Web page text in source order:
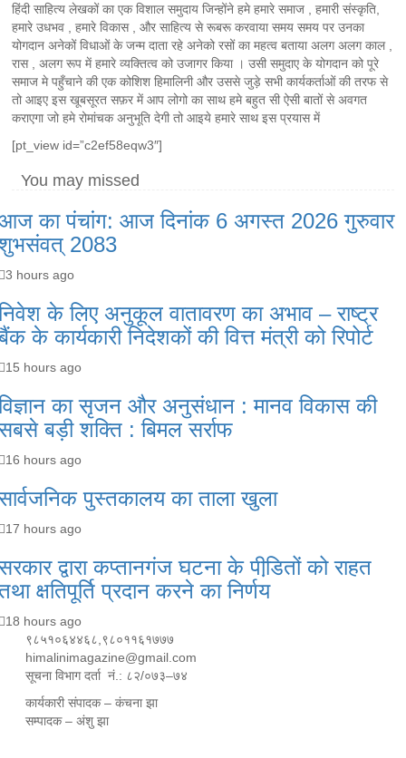
हिंदी साहित्य लेखकों का एक विशाल समुदाय जिन्होंने हमे हमारे समाज , हमारी संस्कृति,
हमारे उधभव , हमारे विकास , और साहित्य से रूबरू करवाया समय समय पर उनका
योगदान अनेकों विधाओं के जन्म दाता रहे अनेको रसों का महत्व बताया अलग अलग काल ,
रास , अलग रूप में हमारे व्यक्तित्व को उजागर किया । उसी समुदाए के योगदान को पूरे
समाज मे पहुँचाने की एक कोशिश हिमालिनी और उससे जुड़े सभी कार्यकर्ताओं की तरफ से
तो आइए इस खूबसूरत सफ़र में आप लोगो का साथ हमे बहुत सी ऐसी बातों से अवगत
कराएगा जो हमे रोमांचक अनुभूति देगी तो आइये हमारे साथ इस प्रयास में
[pt_view id=”c2ef58eqw3″]
You may missed
का पंचांग: आज दिनांक 6 अगस्त 2026 गुरुवार
2083
3 hours ago
के लिए अनुकूल वातावरण का अभाव – राष्ट्र
के कार्यकारी निदेशकों की वित्त मंत्री को रिपोर्ट
15 hours ago
का सृजन और अनुसंधान : मानव विकास की
बड़ी शक्ति : बिमल सर्राफ
16 hours ago
पुस्तकालय का ताला खुला
17 hours ago
द्वारा कप्तानगंज घटना के पीडि़तों को राहत
क्षतिपूर्ति प्रदान करने का निर्णय
18 hours ago
९८५१०६४४६८,९८०११६१७७७
himalinimagazine@gmail.com
सूचना विभाग दर्ता नं.: ८२/०७३–७४
कार्यकारी संपादक – कंचना झा
सम्पादक – अंशु झा